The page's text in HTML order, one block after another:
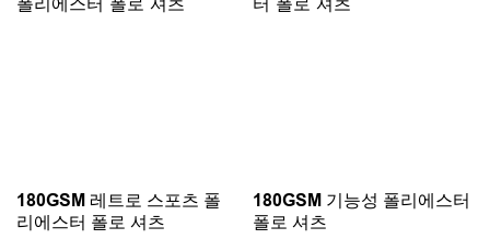
180GSM 레트로 스포츠 폴
리에스터 폴로 셔츠
180GSM 기능성 폴리에스터
폴로 셔츠